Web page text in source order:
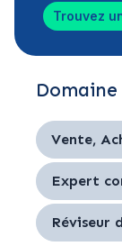
Trouvez
Vente,
Expert
Réviseur